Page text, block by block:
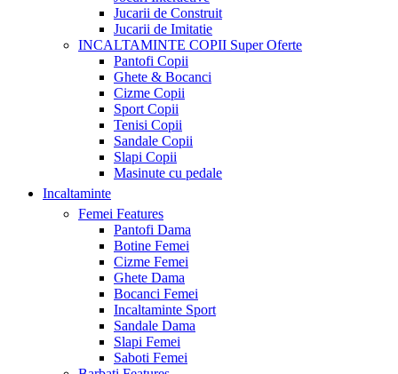
Jucarii de Construit
Jucarii de Imitatie
INCALTAMINTE COPII Super Oferte
Pantofi Copii
Ghete & Bocanci
Cizme Copii
Sport Copii
Tenisi Copii
Sandale Copii
Slapi Copii
Masinute cu pedale
Incaltaminte
Femei Features
Pantofi Dama
Botine Femei
Cizme Femei
Ghete Dama
Bocanci Femei
Incaltaminte Sport
Sandale Dama
Slapi Femei
Saboti Femei